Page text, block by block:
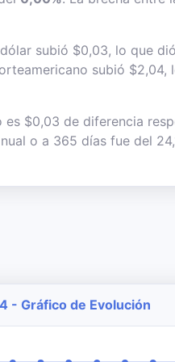
subió $0,03, lo que
subió $2,04,
$0,03 de diferencia
o a 365 días fue del
- Gráfico de Evolución